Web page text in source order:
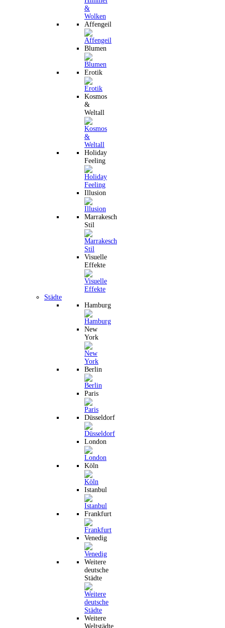
Affengeil
Blumen
Erotik
Kosmos
&
Weltall
Holiday
Feeling
Illusion
Marrakesch
Stil
Visuelle
Effekte
Städte
Hamburg
New
York
Berlin
Paris
Düsseldorf
London
Köln
Istanbul
Frankfurt
Venedig
Weitere
deutsche
Städte
Weitere
Weltstädte